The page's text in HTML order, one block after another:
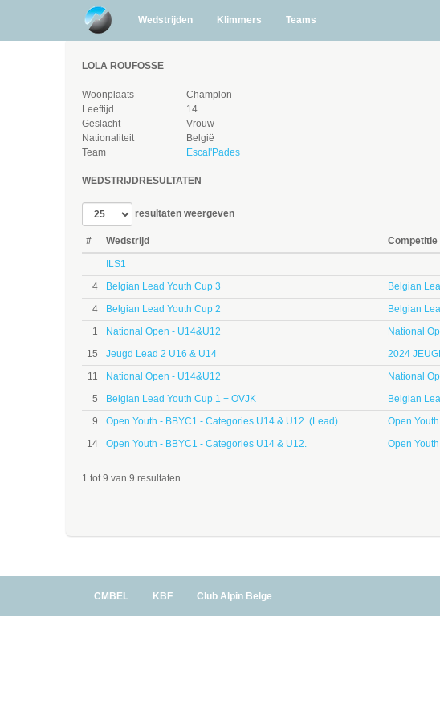
Wedstrijden Klimmers Teams
LOLA ROUFOSSE
Woonplaats
Champlon
Leeftijd
14
Geslacht
Vrouw
Nationaliteit
België
Team
Escal'Pades
WEDSTRIJDRESULTATEN
resultaten weergeven
# Wedstrijd Competitie
ILS1
4
Belgian Lead Youth Cup 3 Belgian
4
Belgian Lead Youth Cup 2 Belgian
1
National Open - U14&U12 National
15
Jeugd Lead 2 U16 & U14 2024
11
National Open - U14&U12 National
5
Belgian Lead Youth Cup 1 + OVJK Belgian
9
Open Youth - BBYC1 - Categories U14 & U12. (Lead) Open
14
Open Youth - BBYC1 - Categories U14 & U12. Open
1 tot 9 van 9 resultaten
CMBEL KBF Club Alpin Belge